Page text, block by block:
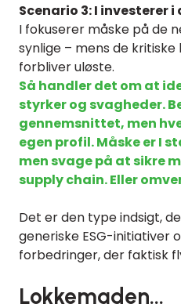
Scenario 3: I investerer
I fokuserer måske på de
synlige – mens de kritiske
forbliver uløste.
Så handler det om at
styrker og svagheder.
gennemsnittet, men
egen profil. Måske er I
men svage på at sikre
supply chain. Eller
Det er den type indsigt,
generiske ESG-initiativer
forbedringer, der faktisk
Lokkemaden...